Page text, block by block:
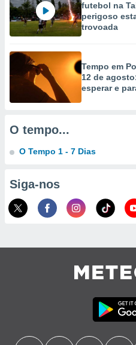
futebol na
perigoso
trovoada
Tempo em
12 de
esperar e
O tempo...
O Tempo 1 - 7 Dias
Siga-nos